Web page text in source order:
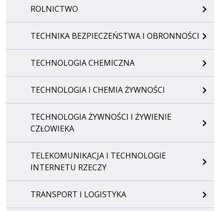
ROLNICTWO
TECHNIKA BEZPIECZEŃSTWA I OBRONNOŚCI
TECHNOLOGIA CHEMICZNA
TECHNOLOGIA I CHEMIA ŻYWNOŚCI
TECHNOLOGIA ŻYWNOŚCI I ŻYWIENIE
CZŁOWIEKA
TELEKOMUNIKACJA I TECHNOLOGIE
INTERNETU RZECZY
TRANSPORT I LOGISTYKA